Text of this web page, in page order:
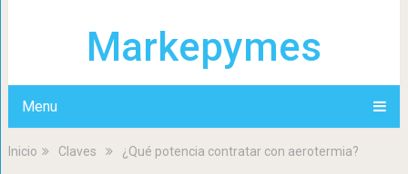
Markepymes
Menu
Inicio Claves ¿Qué potencia contratar con aerotermia?